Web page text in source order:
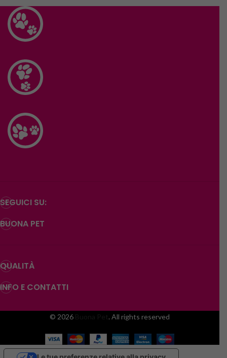
SEGUICI SU:
BUONA PET
QUALITÀ
INFO E CONTATTI
© 2026 . All rights reserved